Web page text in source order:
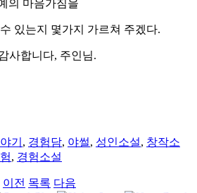
의 마음가짐을
있는지 몇가지 가르쳐 주겠다.
사합니다, 주인님.
기 , 경험담, 야썰, 성인소설, 창작소
, 경험소설
이전 목록 다음